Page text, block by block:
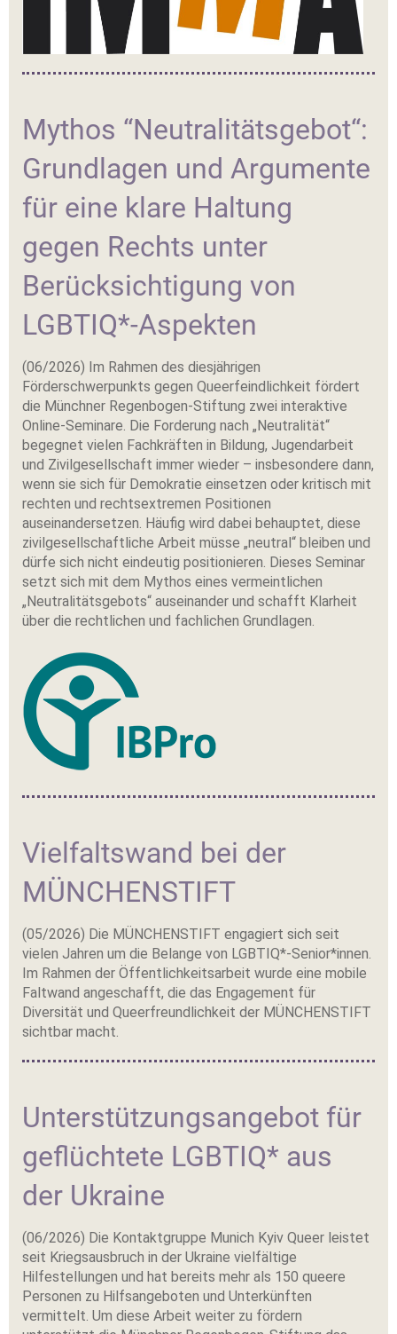
Mythos “Neutralitätsgebot“:
Grundlagen und Argumente
für eine klare Haltung
gegen Rechts unter
Berücksichtigung von
LGBTIQ*-Aspekten
(06/2026) Im Rahmen des diesjährigen
Förderschwerpunkts gegen Queerfeindlichkeit fördert
die Münchner Regenbogen-Stiftung zwei interaktive
Online-Seminare. Die Forderung nach „Neutralität“
begegnet vielen Fachkräften in Bildung, Jugendarbeit
und Zivilgesellschaft immer wieder – insbesondere dann,
wenn sie sich für Demokratie einsetzen oder kritisch mit
rechten und rechtsextremen Positionen
auseinandersetzen. Häufig wird dabei behauptet, diese
zivilgesellschaftliche Arbeit müsse „neutral“ bleiben und
dürfe sich nicht eindeutig positionieren. Dieses Seminar
setzt sich mit dem Mythos eines vermeintlichen
„Neutralitätsgebots“ auseinander und schafft Klarheit
über die rechtlichen und fachlichen Grundlagen.
Vielfaltswand bei der
MÜNCHENSTIFT
(05/2026) Die MÜNCHENSTIFT engagiert sich seit
vielen Jahren um die Belange von LGBTIQ*-Senior*innen.
Im Rahmen der Öffentlichkeitsarbeit wurde eine mobile
Faltwand angeschafft, die das Engagement für
Diversität und Queerfreundlichkeit der MÜNCHENSTIFT
sichtbar macht.
Unterstützungsangebot für
geflüchtete LGBTIQ* aus
der Ukraine
(06/2026) Die Kontaktgruppe Munich Kyiv Queer leistet
seit Kriegsausbruch in der Ukraine vielfältige
Hilfestellungen und hat bereits mehr als 150 queere
Personen zu Hilfsangeboten und Unterkünften
vermittelt. Um diese Arbeit weiter zu fördern